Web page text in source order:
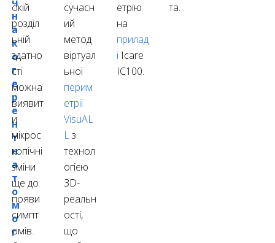
н
а
к
о
г
е
р
е
н
т
н
а
т
о
м
о
г
окій
розділ
ьній
здатно
сті
можна
виявит
и
мікрос
копічні
зміни
ще до
появи
симпт
омів.
сучасн
ий
метод
віртуал
ьної
перим
етрії
VisuAL
Lз
технол
огією
3D-
реальн
ості,
що
етрію
на
прилад
і Icare
IC100.
та.